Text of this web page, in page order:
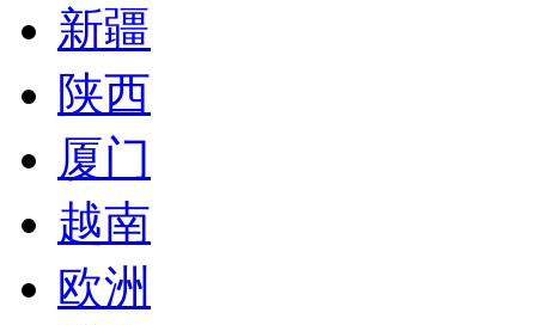
新疆
陕西
厦门
越南
欧洲